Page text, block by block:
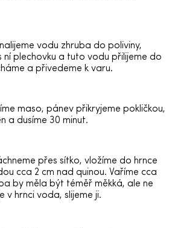
vodu zhruba do poliviny,
ní plechovku a tuto vodu přilijeme do
a přivedeme k varu.
maso, pánev přikryjeme pokličkou,
a dusíme 30 minut.
přes sítko, vložíme do hrnce
cca 2 cm nad quinou. Vaříme cca
by měla být téměř měkká, ale ne
v hrnci voda, slijeme ji.